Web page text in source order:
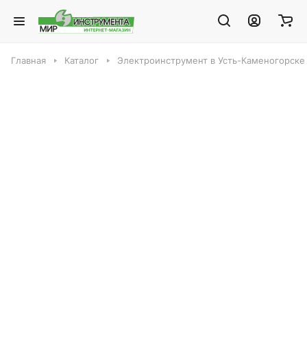
Главная Каталог Электроинструмент в Усть-Каменогорске